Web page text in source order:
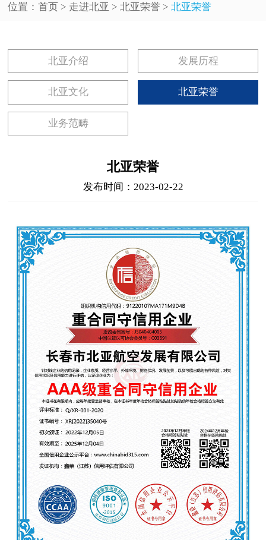
位置：首页 > 走进北亚 >北亚荣誉 >北亚荣誉
北亚介绍 发展历程
北亚文化 北亚荣誉
业务范畴
北亚荣誉
发布时间：2023-02-22